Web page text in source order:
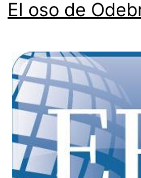
El oso de